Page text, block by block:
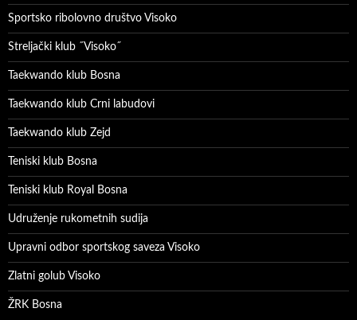
Sportsko ribolovno društvo Visoko
Streljački klub ˝Visoko˝
Taekwando klub Bosna
Taekwando klub Crni labudovi
Taekwando klub Zejd
Teniski klub Bosna
Teniski klub Royal Bosna
Udruženje rukometnih sudija
Upravni odbor sportskog saveza Visoko
Zlatni golub Visoko
ŽRK Bosna